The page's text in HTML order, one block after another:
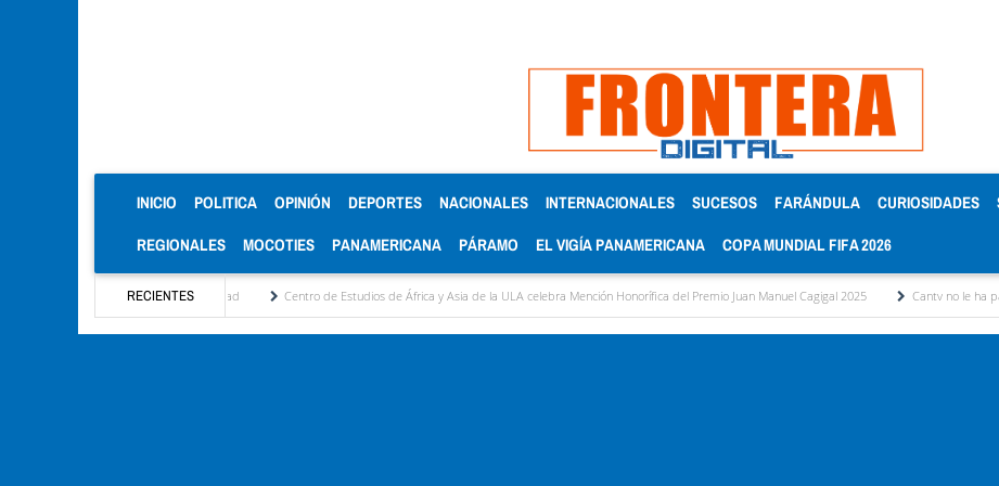
INICIO (CURRENT)
POLITICA OPINIÓN DEPORTES NACIONALES INTERNACIONALES SUCESOS FARÁNDULA CURIOSIDADES
REGIONALES MOCOTIES PANAMERICANA PÁRAMO EL VIGÍA PANAMERICANA COPA MUNDIAL FIFA 2026
RECIENTES
Centro de Estudios de África y Asia de la ULA celebra Mención Honorífica del Premio Juan Manuel Cagigal 2025 Cantv no le ha parado a las demandas de los